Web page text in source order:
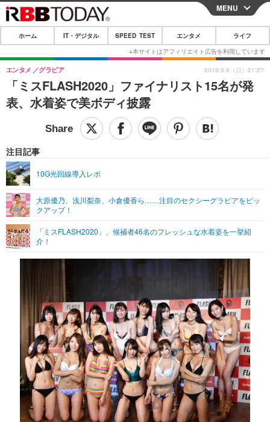
CLOSE
ホーム
IT・デジタル
IT・デジタルTOP スマートフォン
ショッピング その他
SPEED TEST
エンタメTOP 映画・ドラマ
グラビア
ショッピング その他
ライフTOP
その他
リリース一覧
プッシュ通知の停止方法
MENU
ホーム IT・デジタル SPEED TEST エンタメ ライフ
「ミスFLASH2020」ファイナリスト15名が発
表、水着姿で美ボディ披露
エンタメ グラビア
注目記事
10G光回線導入レポ
大原優乃、浅川梨奈、小倉優香ら……注目のセクシーグラビアをピッ
クアップ！
「ミスFLASH2020」、候補者46名のフレッシュな水着姿を一挙紹
介！
2019.9.8（日）21:27